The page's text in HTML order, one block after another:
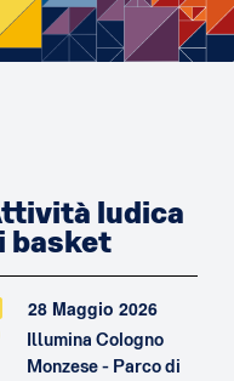
ludica
basket
28 Maggio 2026
Illumina Cologno
Monzese - Parco di